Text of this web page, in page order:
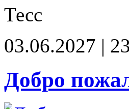
Тесс
03.06.2027 |
Добро